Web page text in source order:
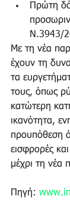
Πρώτη
Ν.3943/
Με τη νέα
έχουν τη
τα
τους, όπως
κατώτερη
ικανότητα,
προυπόθεση
εισφρορές
μέχρι τη νέα
Πηγή: